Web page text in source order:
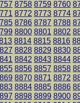
8758 8759 8760
8772 8773 8774
8786 8787 8788
8800 8801 8802
8814 8815 8816
8828 8829 8830
8842 8843 8844
8856 8857 8858
8870 8871 8872
8884 8885 8886
8898 8899 8900